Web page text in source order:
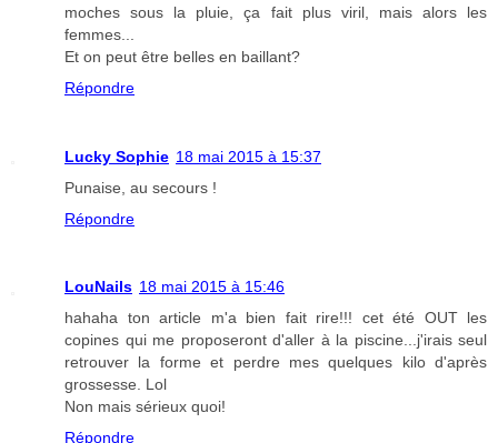
moches sous la pluie, ça fait plus viril, mais alors les
femmes...
Et on peut être belles en baillant?
Répondre
Lucky Sophie 18 mai 2015 à 15:37
Punaise, au secours !
Répondre
LouNails 18 mai 2015 à 15:46
hahaha ton article m'a bien fait rire!!! cet été OUT les
copines qui me proposeront d'aller à la piscine...j'irais seul
retrouver la forme et perdre mes quelques kilo d'après
grossesse. Lol
Non mais sérieux quoi!
Répondre